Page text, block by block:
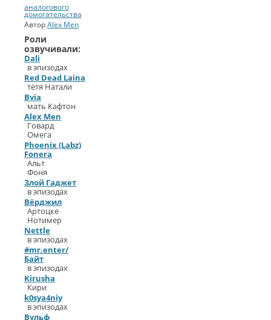
аналогового
домогательства
АвторAlex Men
Роли
озвучивали:
Dali
в эпизодах
Red Dead Laina
тётя Натали
Bvia
мать Кафтон
Alex Men
Говард
Омега
Phoenix (Labz)
Fonera
Альт
Фоня
Злой Гаджет
в эпизодах
Вёрджил
Артоцке
Нотимер
Nettle
в эпизодах
#mr.enter/
Байт
в эпизодах
Kirusha
Кири
k0sya4niy
в эпизодах
Вульф